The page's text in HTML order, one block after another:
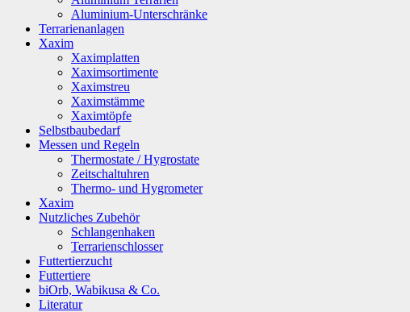
Aluminium-Unterschränke
Terrarienanlagen
Xaxim
Xaximplatten
Xaximsortimente
Xaximstreu
Xaximstämme
Xaximtöpfe
Selbstbaubedarf
Messen und Regeln
Thermostate / Hygrostate
Zeitschaltuhren
Thermo- und Hygrometer
Xaxim
Nutzliches Zubehör
Schlangenhaken
Terrarienschlosser
Futtertierzucht
Futtertiere
biOrb, Wabikusa & Co.
Literatur